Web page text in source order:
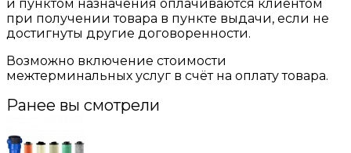
и пунктом назначения оплачиваются клиентом
при получении товара в пункте выдачи, если не
достигнуты другие договоренности.
Возможно включение стоимости
межтерминальных услуг в счёт на оплату товара.
Ранее вы смотрели